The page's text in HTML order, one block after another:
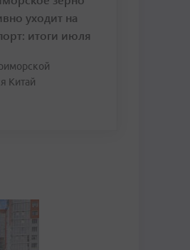
уходит на
итоги июля
Китай